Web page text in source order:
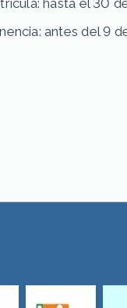
hasta el 30
antes del 9